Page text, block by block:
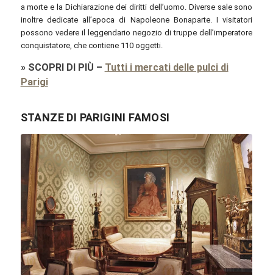
a morte e la Dichiarazione dei diritti dell’uomo. Diverse sale sono
inoltre dedicate all’epoca di Napoleone Bonaparte. I visitatori
possono vedere il leggendario negozio di truppe dell’imperatore
conquistatore, che contiene 110 oggetti.
» SCOPRI DI PIÙ – Tutti i mercati delle pulci di
Parigi
STANZE DI PARIGINI FAMOSI